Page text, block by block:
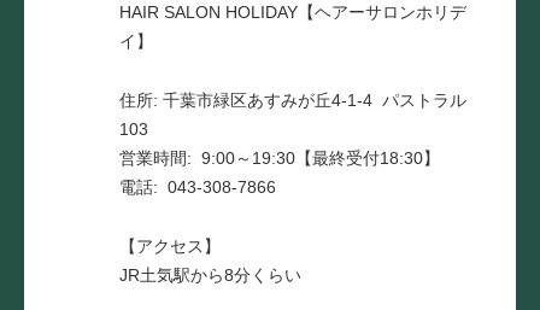
HAIR SALON HOLIDAY【ヘアーサロンホリデ
イ】
住所: 千葉市緑区あすみが丘4-1-4 パストラル
103
営業時間: 9:00～19:30【最終受付18:30】
電話: 043-308-7866
【アクセス】
JR土気駅から8分くらい